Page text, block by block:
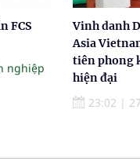
FCS
nghiệp
Vinh danh
Asia
tiên phong
hiện đại
23:02 |